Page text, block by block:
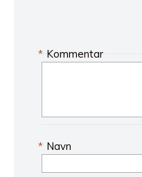
Kommentar
*
Navn
*